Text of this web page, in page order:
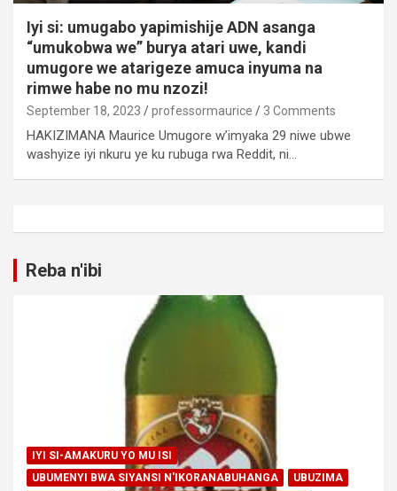
Iyi si: umugabo yapimishije ADN asanga
“umukobwa we” burya atari uwe, kandi
umugore we atarigeze amuca inyuma na
rimwe habe no mu nzozi!
September 18, 2023 professormaurice 3 Comments
HAKIZIMANA Maurice Umugore w’imyaka 29 niwe ubwe
washyize iyi nkuru ye ku rubuga rwa Reddit, ni…
Reba n'ibi
IYI SI-AMAKURU YO MU ISI
UBUMENYI BWA SIYANSI N'IKORANABUHANGA
UBUZIMA